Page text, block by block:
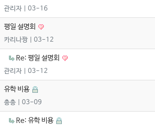
관리자 | 03-16
평일 설명회
카리나짱 | 03-12
Re: 평일 설명회
관리자 | 03-12
유학 비용
총총 | 03-09
Re: 유학 비용